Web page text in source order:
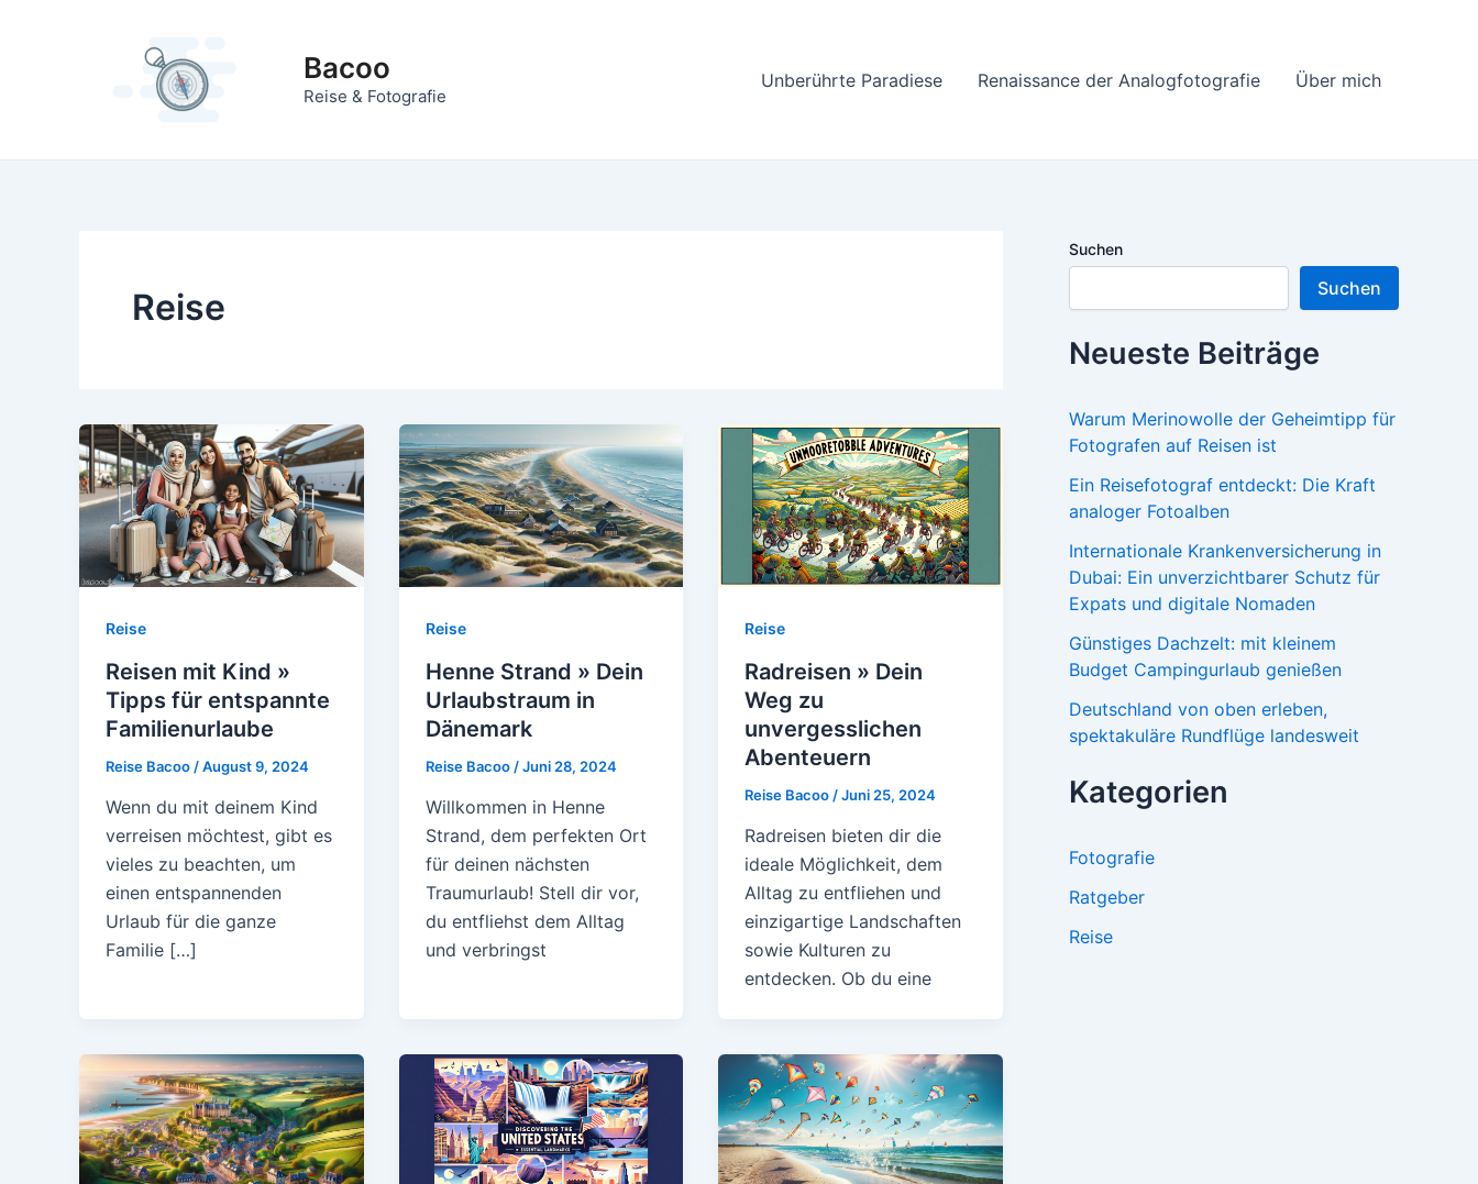
Bacoo
Reise & Fotografie
Unberührte Paradiese Renaissance der Analogfotografie Über mich
Reise
Reise
Reisen mit Kind »
Tipps für entspannte
Familienurlaube
Reise Bacoo /August 9, 2024
Wenn du mit deinem Kind
verreisen möchtest, gibt es
vieles zu beachten, um
einen entspannenden
Urlaub für die ganze
Familie […]
Reise
Henne Strand » Dein
Urlaubstraum in
Dänemark
Reise Bacoo /Juni 28, 2024
Willkommen in Henne
Strand, dem perfekten Ort
für deinen nächsten
Traumurlaub! Stell dir vor,
du entfliehst dem Alltag
und verbringst
Reise
Radreisen » Dein
Weg zu
unvergesslichen
Abenteuern
Reise Bacoo /Juni 25, 2024
Radreisen bieten dir die
ideale Möglichkeit, dem
Alltag zu entfliehen und
einzigartige Landschaften
sowie Kulturen zu
entdecken. Ob du eine
Suchen
Suchen
Neueste Beiträge
Warum Merinowolle der Geheimtipp für
Fotografen auf Reisen ist
Ein Reisefotograf entdeckt: Die Kraft
analoger Fotoalben
Internationale Krankenversicherung in
Dubai: Ein unverzichtbarer Schutz für
Expats und digitale Nomaden
Günstiges Dachzelt: mit kleinem
Budget Campingurlaub genießen
Deutschland von oben erleben,
spektakuläre Rundflüge landesweit
Kategorien
Fotografie
Ratgeber
Reise